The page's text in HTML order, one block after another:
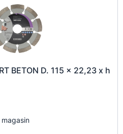
BETON D. 115 x 22,23 x h